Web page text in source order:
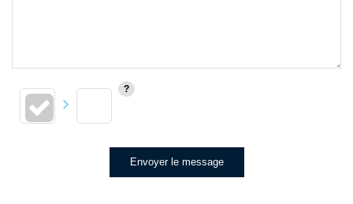
Envoyer le message